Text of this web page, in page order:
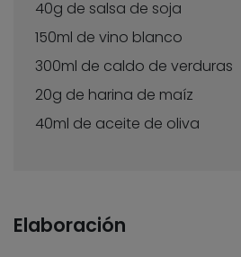
40g de salsa de soja
150ml de vino blanco
300ml de caldo de verduras
20g de harina de maíz
40ml de aceite de oliva
Elaboración